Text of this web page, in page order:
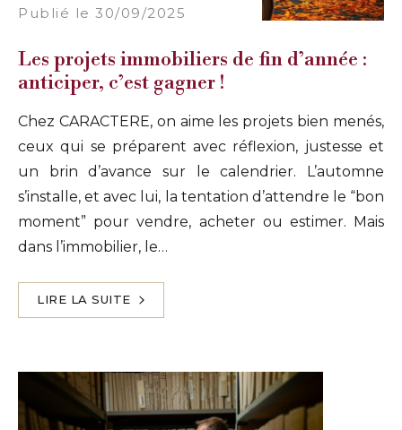
Publié le 30/09/2025
Les projets immobiliers de fin d’année :
anticiper, c’est gagner !
Chez CARACTERE, on aime les projets bien menés,
ceux qui se préparent avec réflexion, justesse et
un brin d’avance sur le calendrier. L’automne
s’installe, et avec lui, la tentation d’attendre le “bon
moment” pour vendre, acheter ou estimer. Mais
dans l’immobilier, le…
LIRE LA SUITE